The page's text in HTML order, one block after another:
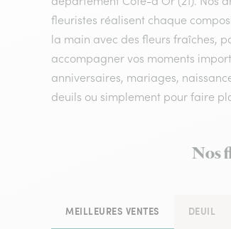
fleuristes réalisent chaque
la main avec des fleurs fraîches,
accompagner vos moments
anniversaires, mariages,
deuils ou simplement pour faire
Nos
MEILLEURES VENTES DEUIL